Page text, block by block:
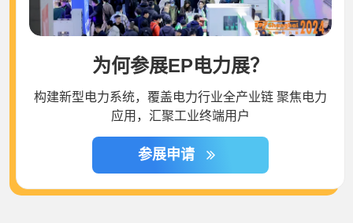
为何参展EP电力展？
构建新型电力系统，覆盖电力行业全产业链 聚焦电力
应用，汇聚工业终端用户
参展申请